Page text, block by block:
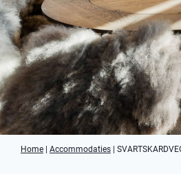
Home Accommodaties